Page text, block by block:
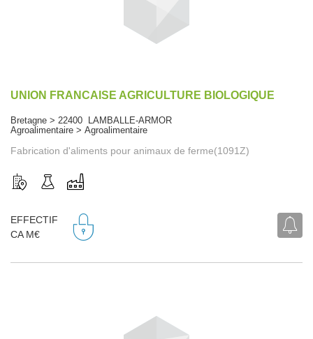
UNION FRANCAISE AGRICULTURE BIOLOGIQUE
Bretagne > 22400 LAMBALLE-ARMOR
Agroalimentaire > Agroalimentaire
Fabrication d'aliments pour animaux de ferme(1091Z)
EFFECTIF
CA M€